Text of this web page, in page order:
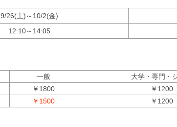
9/26(土)～10/2(金)
12:10～14:05
一般 大学・専門・
￥1800 ￥1200
￥1500 ￥1200